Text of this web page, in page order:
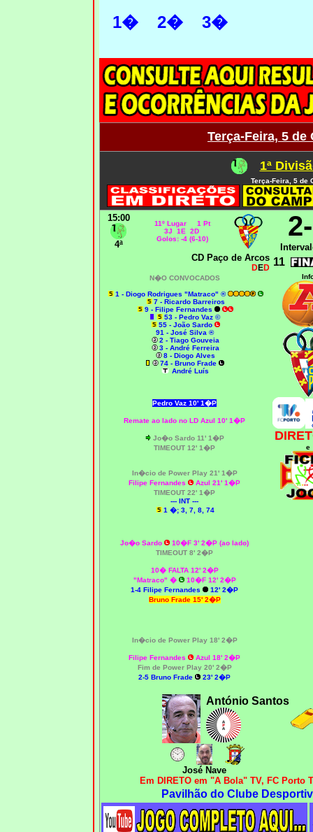
1�
2� 3�
Terça-Feira, 5 de
1ª
Terça-Feira, 5 de
15:00
4ª
11º Lugar 1 Pt
3J 1E 2D
Golos: -4 (6-10)
CD Paço de Arcos
DED 11
N�O CONVOCADOS
1 - Diogo Rodrigues "Matraco" ®
7 - Ricardo Barreiros
9 - Filipe Fernandes
53 - Pedro Vaz ©
55 - João Sardo
91 - José Silva ®
2 - Tiago Gouveia
3 - André Ferreira
8 - Diogo Alves
74 - Bruno Frade
André Luís
Pedro Vaz 10' 1�P
Remate ao lado no LD Azul 10' 1�P
Jo�o Sardo 11' 1�P
TIMEOUT 12' 1�P
In�cio de Power Play 21' 1�P
Filipe Fernandes
Azul 21' 1�P
TIMEOUT 22' 1�P
--- INT ---
1 �; 3, 7, 8, 74
Jo�o Sardo
10�F 3' 2�P (ao lado)
TIMEOUT 8' 2�P
10� FALTA 12' 2�P
"Matraco" �
10�F 12' 2�P
1-4 Filipe Fernandes
12' 2�P
Bruno Frade15' 2�P
In�cio de Power Play 18' 2�P
Filipe Fernandes
Azul 18' 2�P
Fimde Power Play 20' 2�P
2-5 Bruno Frade 23' 2�P
e
António Santos
José Nave
Em DIRETO em "A Bola" TV, FC Porto
Pavilhão do Clube